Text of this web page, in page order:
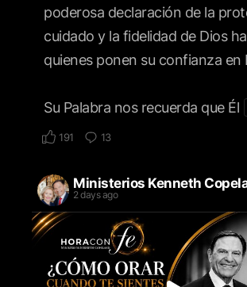
poderosa declaración de la
cuidado y la fidelidad de Dios
quienes ponen su confianza en
Su Palabra nos recuerda que Él
191 13
Ministerios Kenneth
2 days ago